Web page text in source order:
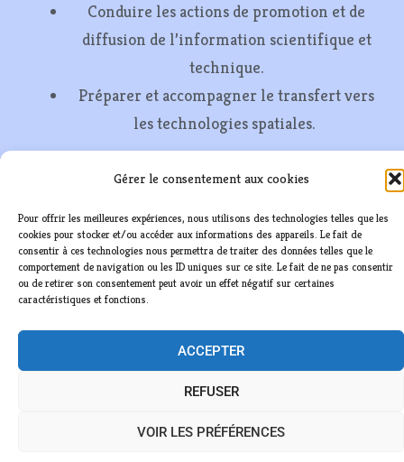
Gérer le consentement aux cookies
Pour offrir les meilleures expériences, nous utilisons des technologies telles que les
cookies pour stocker et/ou accéder aux informations des appareils. Le fait de
consentir à ces technologies nous permettra de traiter des données telles que le
comportement de navigation ou les ID uniques sur ce site. Le fait de ne pas consentir
ou de retirer son consentement peut avoir un effet négatif sur certaines
caractéristiques et fonctions.
ACCEPTER
REFUSER
VOIR LES PRÉFÉRENCES
Conduire les actions de promotion et de
diffusion de l’information scientifique et
technique.
Préparer et accompagner le transfert vers
les technologies spatiales.